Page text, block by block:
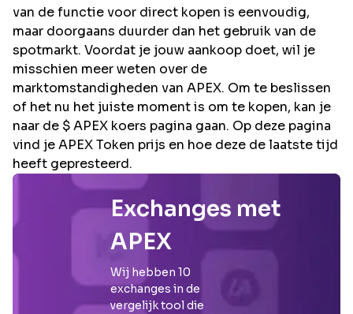
van de functie voor direct kopen is eenvoudig,
maar doorgaans duurder dan het gebruik van de
spotmarkt. Voordat je jouw aankoop doet, wil je
misschien meer weten over de
marktomstandigheden van APEX. Om te beslissen
of het nu het juiste moment is om te kopen, kan je
naar de $ APEX koers pagina gaan. Op deze pagina
vind je APEX Token prijs en hoe deze de laatste tijd
heeft gepresteerd.
Exchanges met
APEX
Wij hebben 10
exchanges in de
vergelijk tool die